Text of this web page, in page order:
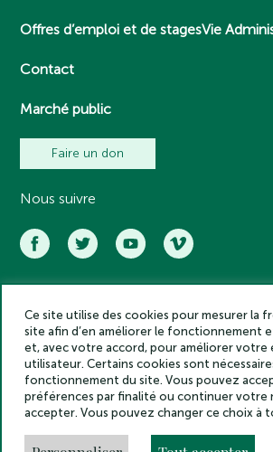
Offres d’emploi et de stages
Contact
Marché public
Vie
Faire un don
Nous suivre
Académie des inscriptions et belles lettres –
2025
Politique de
Mentions légales
Crédits
Gestion des cookies
Made by
Ce site utilise des cookies pour mesurer la
site afin d’en améliorer le fonctionnement
et, avec votre accord, pour améliorer votre
utilisateur. Certains cookies sont
fonctionnement du site. Vous pouvez
préférences par finalité ou continuer votre
accepter. Vous pouvez changer ce choix à